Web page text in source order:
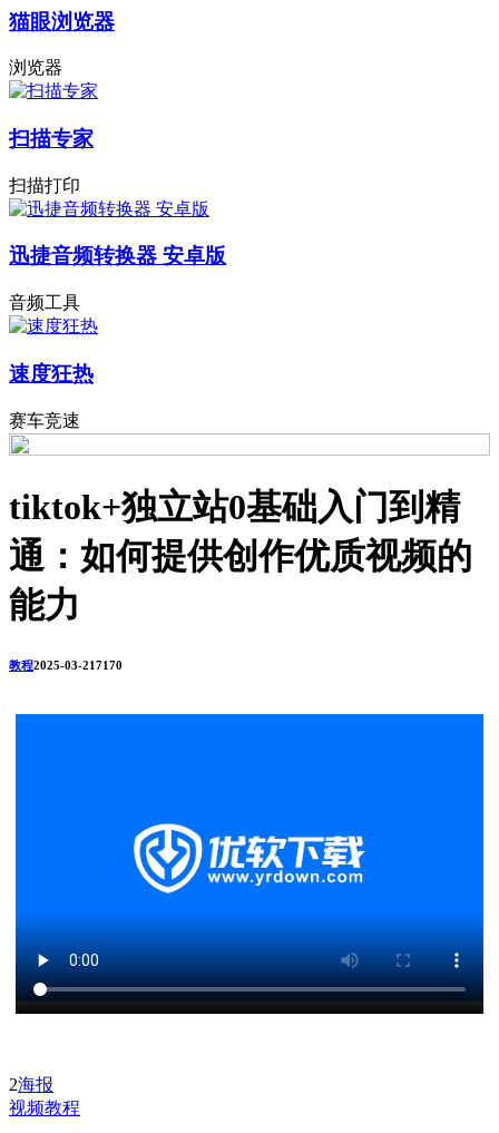
猫眼浏览器
浏览器
扫描专家
扫描打印
迅捷音频转换器 安卓版
音频工具
速度狂热
赛车竞速
tiktok+独立站0基础入门到精
通：如何提供创作优质视频的
能力
教程2025-03-217170
2海报
视频教程